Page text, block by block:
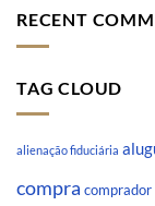
RECENT
TAG CLOUD
alienação fiduciária
compra comprador